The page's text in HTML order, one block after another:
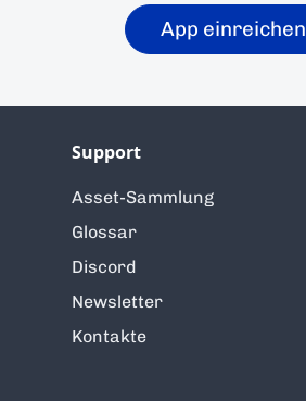
App einreichen
Support
Asset-Sammlung
Glossar
Discord
Newsletter
Kontakte